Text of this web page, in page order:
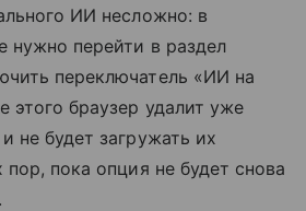
ИИ несложно: в
нужно перейти в раздел
переключатель «ИИ на
этого браузер удалит уже
не будет загружать их
пока опция не будет снова